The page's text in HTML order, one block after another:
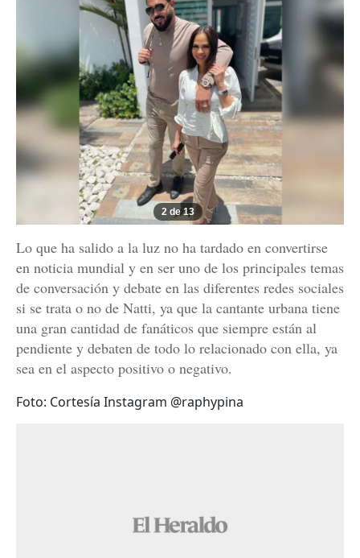
2 de 13
Lo que ha salido a la luz no ha tardado en convertirse
en noticia mundial y en ser uno de los principales temas
de conversación y debate en las diferentes redes sociales
si se trata o no de Natti, ya que la cantante urbana tiene
una gran cantidad de fanáticos que siempre están al
pendiente y debaten de todo lo relacionado con ella, ya
sea en el aspecto positivo o negativo.
Foto: Cortesía Instagram @raphypina